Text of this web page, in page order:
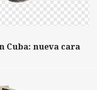
Cuba: nueva cara